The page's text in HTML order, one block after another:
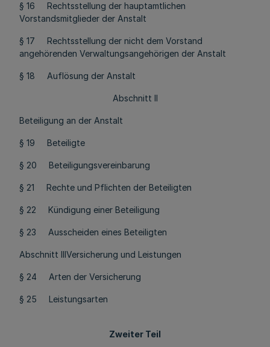
§ 16 Rechtsstellung der hauptamtlichen
Vorstandsmitglieder der Anstalt
§ 17 Rechtsstellung der nicht dem Vorstand
angehörenden Verwaltungsangehörigen der Anstalt
§ 18 Auflösung der Anstalt
Abschnitt II
Beteiligung an der Anstalt
§ 19 Beteiligte
§ 20 Beteiligungsvereinbarung
§ 21 Rechte und Pflichten der Beteiligten
§ 22 Kündigung einer Beteiligung
§ 23 Ausscheiden eines Beteiligten
Abschnitt IIIVersicherung und Leistungen
§ 24 Arten der Versicherung
§ 25 Leistungsarten
Zweiter Teil